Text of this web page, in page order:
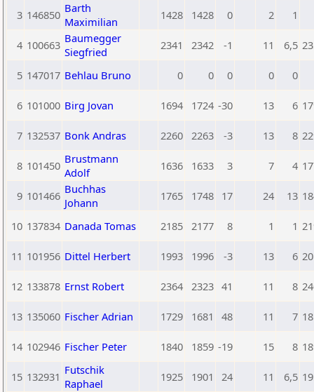
3 146850 Barth
Maximilian
1428 1428 0 2 1
4 100663 Baumegger
Siegfried
2341 2342 -1 11 6,5
5 147017 Behlau Bruno 0 0 0 0 0
6 101000 Birg Jovan 1694 1724 -30 13 6
7 132537 Bonk Andras 2260 2263 -3 13 8
8 101450 Brustmann
Adolf
1636 1633 3 7 4
9 101466 Buchhas
Johann
1765 1748 17 24 13
10 137834 Danada Tomas 2185 2177 8 1 1
11 101956 Dittel Herbert 1993 1996 -3 13 6
12 133878 Ernst Robert 2364 2323 41 11 8
13 135060 Fischer Adrian 1729 1681 48 11 7
14 102946 Fischer Peter 1840 1859 -19 15 8
15 132931 Futschik
Raphael
1925 1901 24 11 6,5